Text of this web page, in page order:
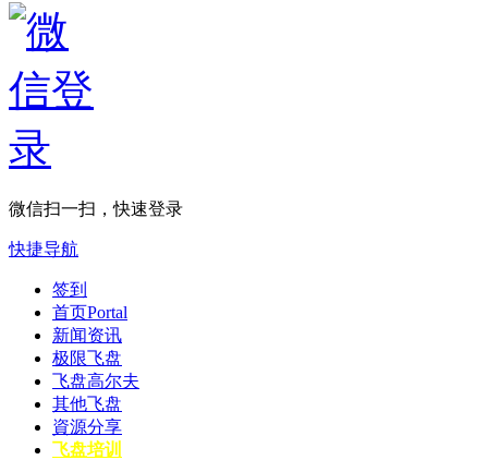
微信扫一扫，快速登录
快捷导航
签到
首页Portal
新闻资讯
极限飞盘
飞盘高尔夫
其他飞盘
資源分享
飞盘培训